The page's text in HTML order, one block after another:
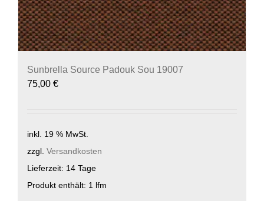
Sunbrella Source Padouk Sou 19007
75,00 €
inkl. 19 % MwSt.
zzgl. Versandkosten
Lieferzeit: 14 Tage
Produkt enthält: 1 lfm